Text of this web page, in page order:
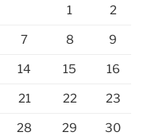
1 2
7 8 9
14 15 16
21 22 23
28 29 30